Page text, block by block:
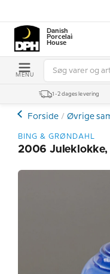
Danish
Porcelain
House
MENU
1-2 dages levering
Forside Øvrige
BING & GRØNDAHL
2006 Juleklokke,